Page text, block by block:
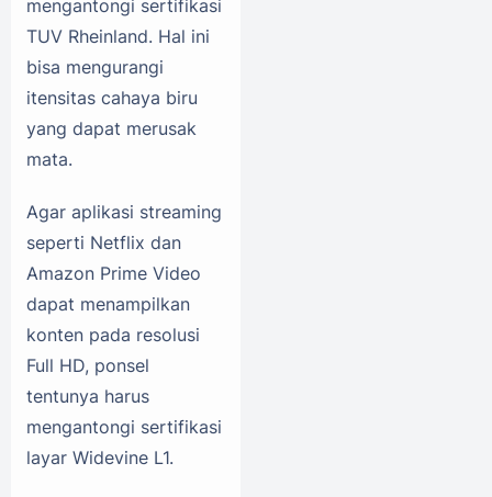
mengantongi sertifikasi
TUV Rheinland. Hal ini
bisa mengurangi
itensitas cahaya biru
yang dapat merusak
mata.
Agar aplikasi streaming
seperti Netflix dan
Amazon Prime Video
dapat menampilkan
konten pada resolusi
Full HD, ponsel
tentunya harus
mengantongi sertifikasi
layar Widevine L1.